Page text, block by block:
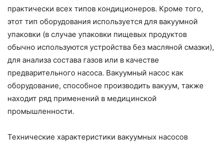
практически всех типов кондиционеров. Кроме того,
этот тип оборудования используется для вакуумной
упаковки (в случае упаковки пищевых продуктов
обычно используются устройства без масляной смазки),
для анализа состава газов или в качестве
предварительного насоса. Вакуумный насос как
оборудование, способное производить вакуум, также
находит ряд применений в медицинской
промышленности.
Технические характеристики вакуумных насосов